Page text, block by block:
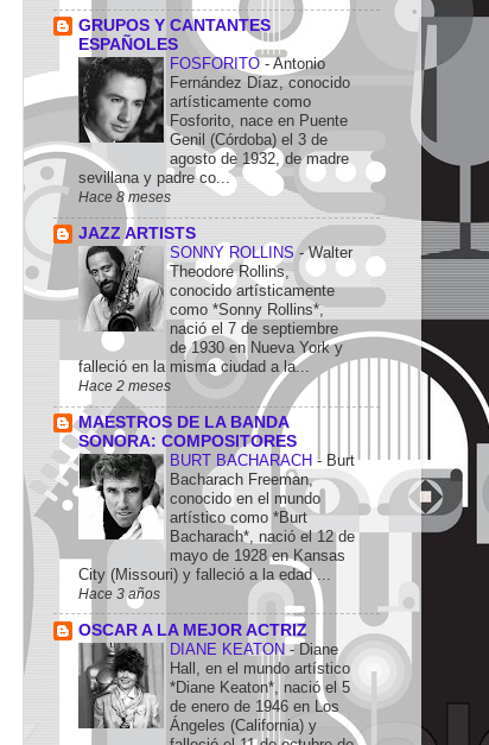
GRUPOS Y CANTANTES
ESPAÑOLES
FOSFORITO-Antonio
Fernández Díaz, conocido
artísticamente como
Fosforito, nace en Puente
Genil (Córdoba) el 3 de
agosto de 1932, de madre
sevillana y padre co...
Hace 8 meses
JAZZ ARTISTS
SONNY ROLLINS-Walter
Theodore Rollins,
conocido artísticamente
como *Sonny Rollins*,
nació el 7 de septiembre
de 1930 en Nueva York y
falleció en la misma ciudad a la...
Hace 2 meses
MAESTROS DE LA BANDA
SONORA: COMPOSITORES
BURT BACHARACH - Burt
Bacharach Freeman,
conocido en el mundo
artístico como *Burt
Bacharach*, nació el 12 de
mayo de 1928 en Kansas
City (Missouri) y falleció a la edad ...
Hace 3 años
OSCAR A LA MEJOR ACTRIZ
DIANE KEATON-Diane
Hall, en el mundo artístico
*Diane Keaton*, nació el 5
de enero de 1946 en Los
Ángeles (California) y